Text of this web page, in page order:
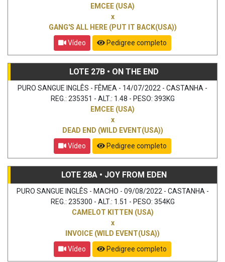
EMCEE (USA)
x
GANG'S ALL HERE (PUT IT BACK(USA))
Vídeo
Pedigree completo
LOTE 27B • ON THE END
PURO SANGUE INGLÊS - FÊMEA - 14/07/2022 - CASTANHA -
REG.: 235351 - ALT.: 1.48 - PESO: 393KG
EMCEE (USA)
x
DEAD END (WILD EVENT(USA))
Vídeo
Pedigree completo
LOTE 28A • JOY FROM EDEN
PURO SANGUE INGLÊS - MACHO - 09/08/2022 - CASTANHA -
REG.: 235300 - ALT.: 1.51 - PESO: 354KG
CAMELOT KITTEN (USA)
x
INVOICE (WILD EVENT(USA))
Vídeo
Pedigree completo